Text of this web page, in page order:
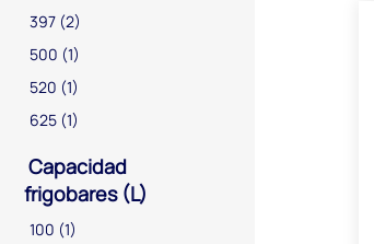
397 (2)
500 (1)
520 (1)
625 (1)
Capacidad
frigobares (L)
100 (1)